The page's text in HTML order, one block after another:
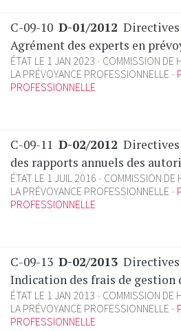
C-09-10 D-01/2012 Directives
Agrément des experts en
ÉTAT LE 1 JAN 2023
COMMISSION DE
LA PRÉVOYANCE PROFESSIONNELLE
PROFESSIONNELLE
C-09-11 D-02/2012 Directives
des rapports annuels des
ÉTAT LE 1 JUIL 2016
COMMISSION DE
LA PRÉVOYANCE PROFESSIONNELLE
PROFESSIONNELLE
C-09-13 D-02/2013 Directives
Indication des frais de gestion
ÉTAT LE 1 JAN 2013
COMMISSION DE
LA PRÉVOYANCE PROFESSIONNELLE
PROFESSIONNELLE